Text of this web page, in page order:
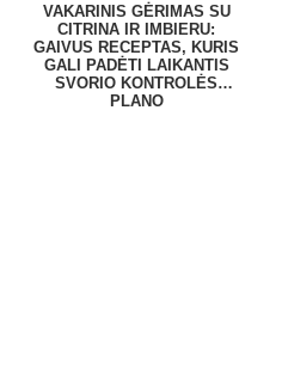
VAKARINIS GĖRIMAS SU
CITRINA IR IMBIERU:
GAIVUS RECEPTAS, KURIS
GALI PADĖTI LAIKANTIS
SVORIO KONTROLĖS
PLANO